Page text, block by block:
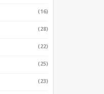
(16)
(28)
(22)
(25)
(23)